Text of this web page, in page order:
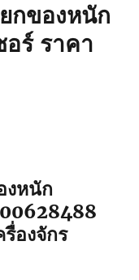
ของ
หนัก
10ล้อ
กของหนัก
ร์ ราคา
งหนัก
องจักร